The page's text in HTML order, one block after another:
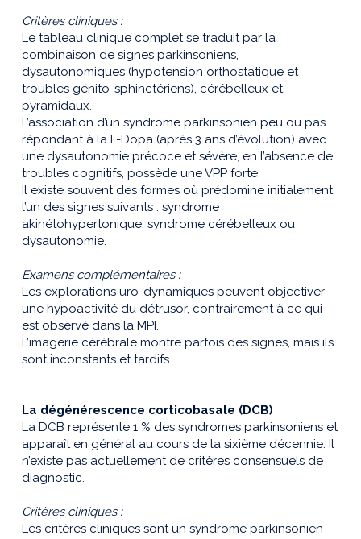
Critères cliniques :
Le tableau clinique complet se traduit par la
combinaison de signes parkinsoniens,
dysautonomiques (hypotension orthostatique et
troubles génito-sphinctériens), cérébelleux et
pyramidaux.
L’association d’un syndrome parkinsonien peu ou pas
répondant à la L-Dopa (après 3 ans d’évolution) avec
une dysautonomie précoce et sévère, en l’absence de
troubles cognitifs, possède une VPP forte.
Il existe souvent des formes où prédomine initialement
l’un des signes suivants : syndrome
akinétohypertonique, syndrome cérébelleux ou
dysautonomie.
Examens complémentaires :
Les explorations uro-dynamiques peuvent objectiver
une hypoactivité du détrusor, contrairement à ce qui
est observé dans la MPI.
L’imagerie cérébrale montre parfois des signes, mais ils
sont inconstants et tardifs.
La dégénérescence corticobasale (DCB)
La DCB représente 1 % des syndromes parkinsoniens et
apparaît en général au cours de la sixième décennie. Il
n’existe pas actuellement de critères consensuels de
diagnostic.
Critères cliniques :
Les critères cliniques sont un syndrome parkinsonien